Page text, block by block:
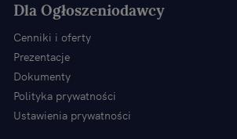
Dla Ogłoszeniodawcy
Cenniki i oferty
Prezentacje
Dokumenty
Polityka prywatności
Ustawienia prywatności